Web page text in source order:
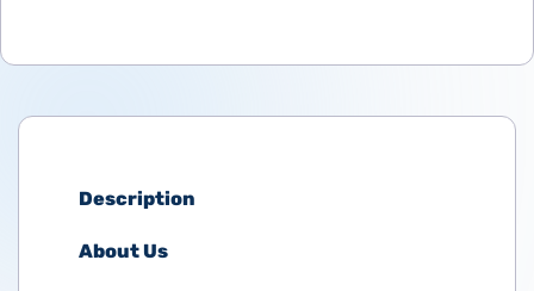
Description
About Us